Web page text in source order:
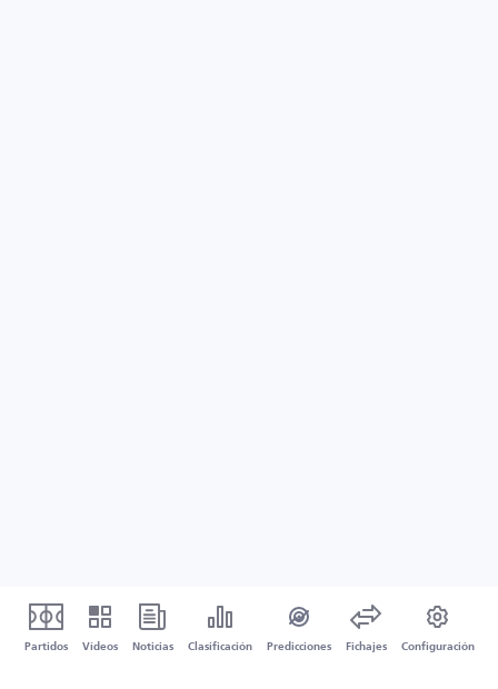
Partidos Vídeos Noticias Clasificación Predicciones Fichajes Configuración